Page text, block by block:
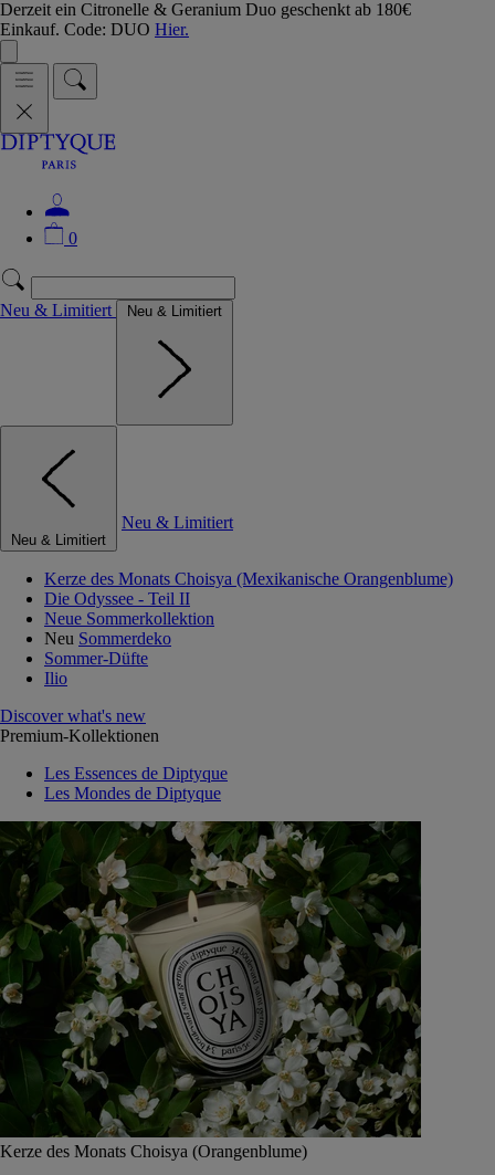
Derzeit ein Citronelle & Geranium Duo geschenkt ab 180€
Einkauf. Code: DUO Hier.
0
Neu & Limitiert Neu & Limitiert
Neu & Limitiert
Neu & Limitiert
Kerze des Monats Choisya (Mexikanische Orangenblume)
Die Odyssee - Teil II
Neue Sommerkollektion
Neu Sommerdeko
Sommer-Düfte
Ilio
Discover what's new
Premium-Kollektionen
Les Essences de Diptyque
Les Mondes de Diptyque
Kerze des Monats Choisya (Orangenblume)